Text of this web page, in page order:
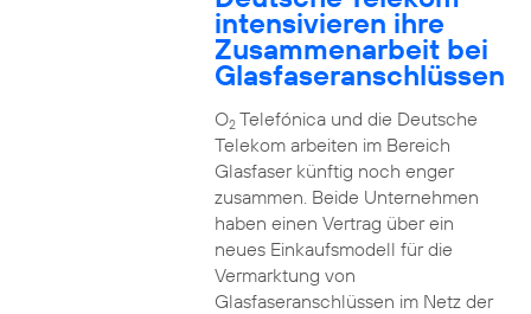
intensivieren ihre
Zusammenarbeit bei
Glasfaseranschlüssen
O2Telefónica und die Deutsche
Telekom arbeiten im Bereich
Glasfaser künftig noch enger
zusammen. Beide Unternehmen
haben einen Vertrag über ein
neues Einkaufsmodell für die
Vermarktung von
Glasfaseranschlüssen im Netz der